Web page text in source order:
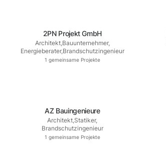
2PN Projekt GmbH
Architekt,Bauunternehmer,
Energieberater,Brandschutzingenieur
1 gemeinsame Projekte
AZ Bauingenieure
Architekt,Statiker,
Brandschutzingenieur
1 gemeinsame Projekte